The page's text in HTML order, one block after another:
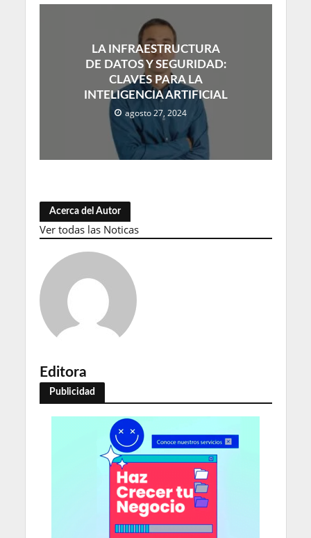
LA INFRAESTRUCTURA
DE DATOS Y SEGURIDAD:
CLAVES PARA LA
INTELIGENCIA ARTIFICIAL
agosto 27, 2024
Acerca del Autor
Ver todas las Noticas
Editora
Publicidad